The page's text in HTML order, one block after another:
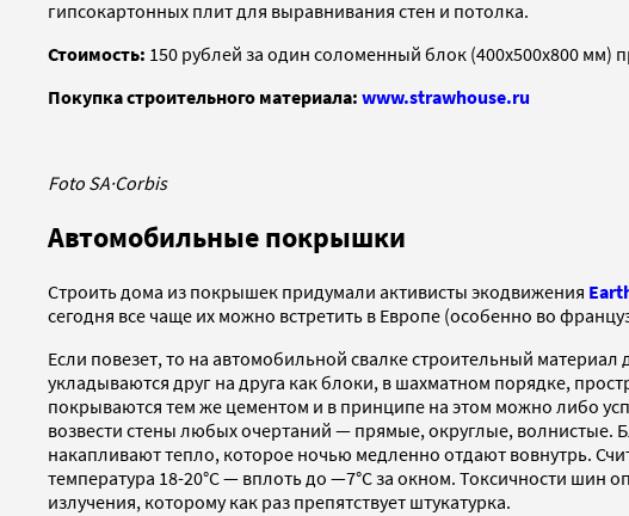
гипсокартонных плит для выравнивания стен и потолка.
Стоимость: 150 рублей за один соломенный блок (400х500х800 мм)
Покупка строительного материала: www.strawhouse.ru
Foto SA·Corbis
Автомобильные покрышки
Строить дома из покрышек придумали активисты экодвижения
сегодня все чаще их можно встретить в Европе (особенно во
Если повезет, то на автомобильной свалке строительный
укладываются друг на друга как блоки, в шахматном порядке,
покрываются тем же цементом и в принципе на этом можно либо
возвести стены любых очертаний — прямые, округлые,
накапливают тепло, которое ночью медленно отдают вовнутрь.
температура 18-20°C — вплоть до —7°C за окном. Токсичности шин
излучения, которому как раз препятствует штукатурка.